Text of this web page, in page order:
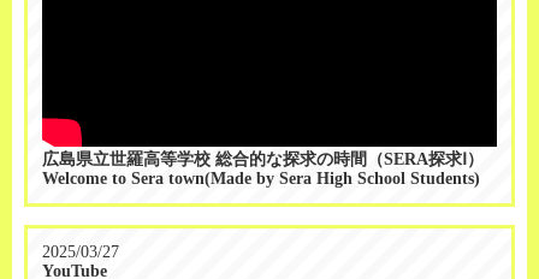
広島県立世羅高等学校 総合的な探求の時間（SERA探求Ⅰ）
Welcome to Sera town(Made by Sera High School Students)
2025/03/27
YouTube